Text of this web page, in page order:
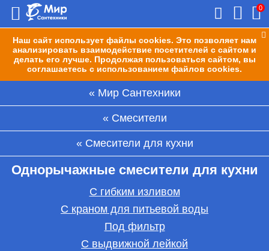
Наш сайт использует файлы cookies. Это позволяет нам
анализировать взаимодействие посетителей с сайтом и
делать его лучше. Продолжая пользоваться сайтом, вы
соглашаетесь с использованием файлов cookies.
0
Мир Сантехники
Смесители
Смесители для кухни
Однорычажные смесители для кухни
С гибким изливом
С краном для питьевой воды
Под фильтр
С выдвижной лейкой